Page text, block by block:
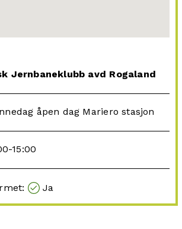
Jernbaneklubb avd Rogaland
åpen dag Mariero stasjon
15:00
Ja